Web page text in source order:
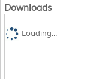
Downloads
Loading...